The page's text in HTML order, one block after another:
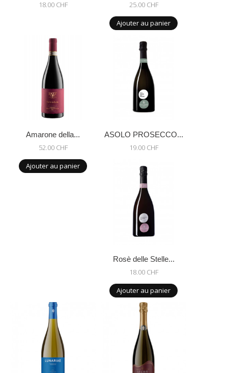
18.00 CHF
25.00 CHF
Ajouter au panier
Amarone della...
52.00 CHF
Ajouter au panier
ASOLO PROSECCO...
19.00 CHF
Rosè delle Stelle...
18.00 CHF
Ajouter au panier